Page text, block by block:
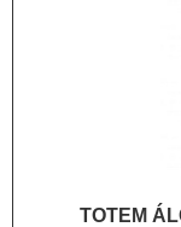
TOTEM